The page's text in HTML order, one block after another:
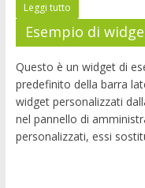
Leggi tutto
Esempio di
Questo è un widget di
predefinito della barra
widget personalizzati
nel pannello di
personalizzati, essi